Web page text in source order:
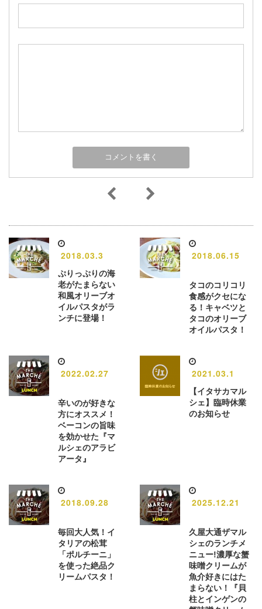
2018.03.3
ぷりっぷりの海
老がたまらない
和風オリーブオ
イルパスタがラ
ンチに登場！
2018.06.15
タコのコリコリ
食感がクセにな
る！キャベツと
タコのオリーブ
オイルパスタ！
2022.02.27
辛いのが好きな
方にオススメ！
ベーコンの旨味
を効かせた『マ
ルシェのアラビ
アータ』
2021.03.1
【イタサカマル
シェ】臨時休業
のお知らせ
2018.09.28
毎回大人気！イ
タリアの松茸
「ポルチーニ」
を使った絶品ク
リームパスタ！
2025.12.21
久屋大通ザマル
シェのランチメ
ニュー!濃厚な蟹
味噌クリームが
魚介好きにはた
まらない！『貝
柱とインゲンの